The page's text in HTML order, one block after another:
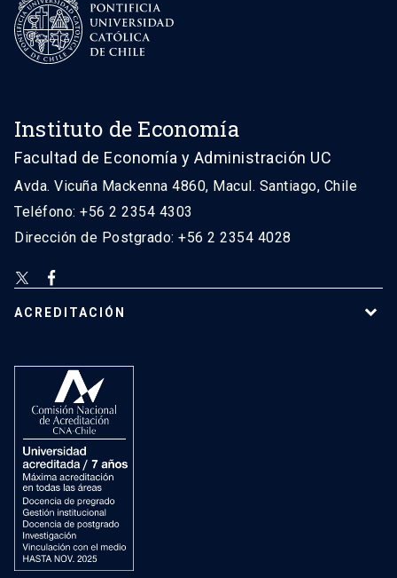
Instituto de Economía
Facultad de Economía y Administración UC
Avda. Vicuña Mackenna 4860, Macul. Santiago, Chile
Teléfono: +56 2 2354 4303
Dirección de Postgrado: +56 2 2354 4028
ACREDITACIÓN